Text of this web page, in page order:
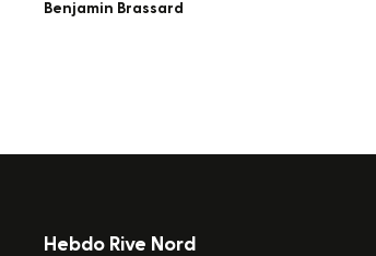
Benjamin Brassard
Hebdo Rive Nord